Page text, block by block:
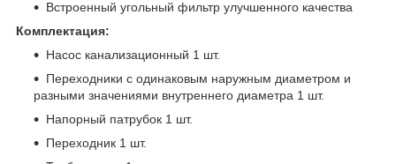
Встроенный угольный фильтр улучшенного качества
Комплектация:
Насос канализационный 1 шт.
Переходники с одинаковым наружным диаметром и
разными значениями внутреннего диаметра 1 шт.
Напорный патрубок 1 шт.
Переходник 1 шт.